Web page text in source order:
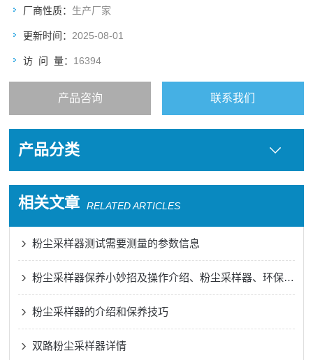
采样器。
厂商性质： 生产厂家
更新时间： 2025-08-01
访 问 量： 16394
产品咨询 联系我们
产品分类
相关文章 RELATED ARTICLES
粉尘采样器测试需要测量的参数信息
粉尘采样器保养小妙招及操作介绍、粉尘采样器、环保技术
粉尘采样器的介绍和保养技巧
双路粉尘采样器详情